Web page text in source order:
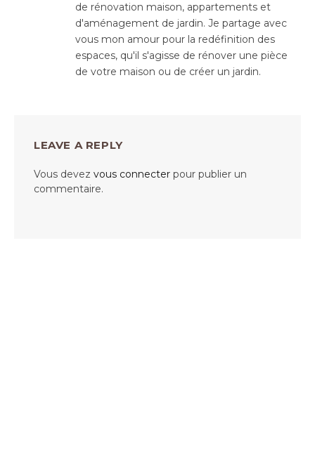
de rénovation maison, appartements et
d'aménagement de jardin. Je partage avec
vous mon amour pour la redéfinition des
espaces, qu'il s'agisse de rénover une pièce
de votre maison ou de créer un jardin.
LEAVE A REPLY
Vous devez vous connecter pour publier un
commentaire.